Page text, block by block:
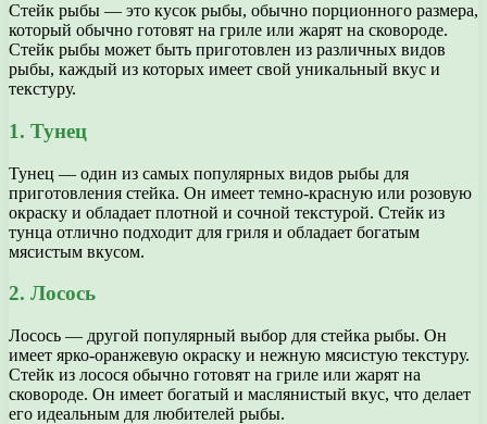
Стейк рыбы — это кусок рыбы, обычно порционного размера,
который обычно готовят на гриле или жарят на сковороде.
Стейк рыбы может быть приготовлен из различных видов
рыбы, каждый из которых имеет свой уникальный вкус и
текстуру.
1. Тунец
Тунец — один из самых популярных видов рыбы для
приготовления стейка. Он имеет темно-красную или розовую
окраску и обладает плотной и сочной текстурой. Стейк из
тунца отлично подходит для гриля и обладает богатым
мясистым вкусом.
2. Лосось
Лосось — другой популярный выбор для стейка рыбы. Он
имеет ярко-оранжевую окраску и нежную мясистую текстуру.
Стейк из лосося обычно готовят на гриле или жарят на
сковороде. Он имеет богатый и маслянистый вкус, что делает
его идеальным для любителей рыбы.